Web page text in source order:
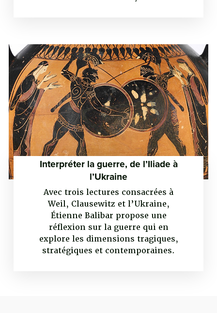
Interpréter la guerre, de l’Iliade à
l’Ukraine
Avec trois lectures consacrées à
Weil, Clausewitz et l’Ukraine,
Étienne Balibar propose une
réflexion sur la guerre qui en
explore les dimensions tragiques,
stratégiques et contemporaines.